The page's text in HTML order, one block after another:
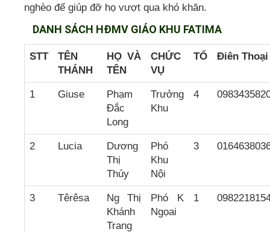
nghèo để giúp đỡ họ vượt qua khó khăn.
DANH SÁCH HĐMV GIÁO KHU FATIMA
STT
TÊN
THÁNH
HỌ VÀ
TÊN
CHỨC
VỤ
TỔ Điên Thoại
1 Giuse
Phạm
Đắc
Long
Trưởng
Khu
4
2 Lucia
Dương
Thị
Thúy
Phó
Khu
Nội
3
3 Têrêsa
Ng Thị
Khánh
Trang
Phó K
Ngọai
1